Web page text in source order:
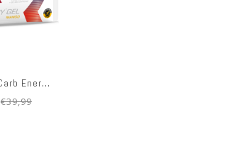
Etixx Double Carb Energ.gel Line+caff.mango12x60ml
€39,99